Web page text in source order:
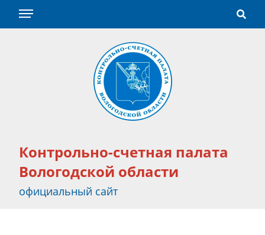
Контрольно-счетная палата
Вологодской области
официальный сайт